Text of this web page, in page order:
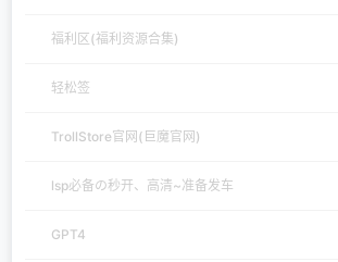
福利区(福利资源合集)
轻松签
TrollStore官网(巨魔官网)
lsp必备の秒开、高清~准备发车
GPT4